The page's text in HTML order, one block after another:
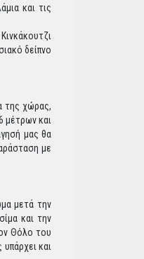
και τις
δείπνο
της χώρας,
μέτρων και
μας θα
με
μετά την
και την
Θόλο του
και